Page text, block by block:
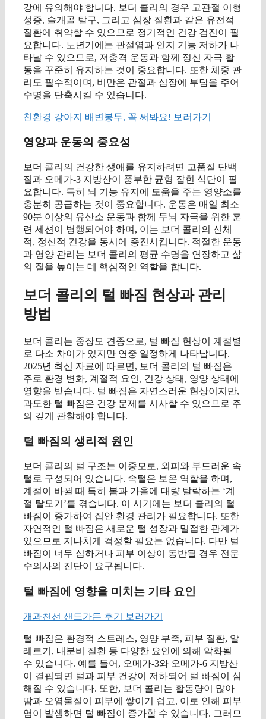
강에 유의해야 합니다. 보더 콜리의 경우 고관절 이형
성증, 슬개골 탈구, 그리고 심장 질환과 같은 유전적
질환에 취약할 수 있으므로 정기적인 건강 검진이 필
요합니다. 노년기에는 관절염과 인지 기능 저하가 나
타날 수 있으므로, 저충격 운동과 함께 정신 자극 활
동을 꾸준히 유지하는 것이 중요합니다. 또한 체중 관
리도 필수적이며, 비만은 관절과 심장에 부담을 주어
수명을 단축시킬 수 있습니다.
친환경 강아지 배변봉투, 꼭 써봐요! 보러가기
영양과 운동의 중요성
보더 콜리의 건강한 생애를 유지하려면 고품질 단백
질과 오메가-3 지방산이 풍부한 균형 잡힌 식단이 필
요합니다. 특히 뇌 기능 유지에 도움을 주는 영양소를
충분히 공급하는 것이 중요합니다. 운동은 매일 최소
90분 이상의 유산소 운동과 함께 두뇌 자극을 위한 훈
련 세션이 병행되어야 하며, 이는 보더 콜리의 신체
적, 정신적 건강을 동시에 증진시킵니다. 적절한 운동
과 영양 관리는 보더 콜리의 평균 수명을 연장하고 삶
의 질을 높이는 데 핵심적인 역할을 합니다.
보더 콜리의 털 빠짐 현상과 관리
방법
보더 콜리는 중장모 견종으로, 털 빠짐 현상이 계절별
로 다소 차이가 있지만 연중 일정하게 나타납니다.
2025년 최신 자료에 따르면, 보더 콜리의 털 빠짐은
주로 환경 변화, 계절적 요인, 건강 상태, 영양 상태에
영향을 받습니다. 털 빠짐은 자연스러운 현상이지만,
과도한 털 빠짐은 건강 문제를 시사할 수 있으므로 주
의 깊게 관찰해야 합니다.
털 빠짐의 생리적 원인
보더 콜리의 털 구조는 이중모로, 외피와 부드러운 속
털로 구성되어 있습니다. 속털은 보온 역할을 하며,
계절이 바뀔 때 특히 봄과 가을에 대량 탈락하는 ‘계
절 탈모기’를 겪습니다. 이 시기에는 보더 콜리의 털
빠짐이 증가하여 집안 환경 관리가 필요합니다. 또한
자연적인 털 빠짐은 새로운 털 성장과 밀접한 관계가
있으므로 지나치게 걱정할 필요는 없습니다. 다만 털
빠짐이 너무 심하거나 피부 이상이 동반될 경우 전문
수의사의 진단이 요구됩니다.
털 빠짐에 영향을 미치는 기타 요인
개과천선 샌드가든 후기 보러가기
털 빠짐은 환경적 스트레스, 영양 부족, 피부 질환, 알
레르기, 내분비 질환 등 다양한 요인에 의해 악화될
수 있습니다. 예를 들어, 오메가-3와 오메가-6 지방산
이 결핍되면 털과 피부 건강이 저하되어 털 빠짐이 심
해질 수 있습니다. 또한, 보더 콜리는 활동량이 많아
땀과 오염물질이 피부에 쌓이기 쉽고, 이로 인해 피부
염이 발생하면 털 빠짐이 증가할 수 있습니다. 그러므